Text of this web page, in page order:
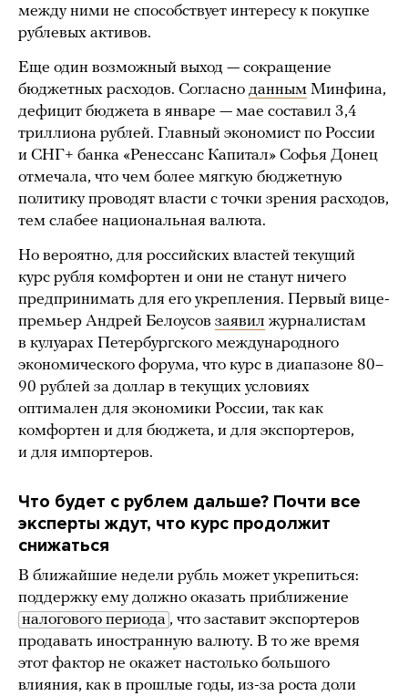
между ними не способствует интересу к покупке
рублевых активов.
Еще один возможный выход — сокращение
бюджетных расходов. Согласно данным Минфина,
дефицит бюджета в январе — мае составил 3,4
триллиона рублей. Главный экономист по России
и СНГ+ банка «Ренессанс Капитал» Софья Донец
отмечала, что чем более мягкую бюджетную
политику проводят власти с точки зрения расходов,
тем слабее национальная валюта.
Но вероятно, для российских властей текущий
курс рубля комфортен и они не станут ничего
предпринимать для его укрепления. Первый вице-
премьер Андрей Белоусов заявил журналистам
в кулуарах Петербургского международного
экономического форума, что курс в диапазоне 80–
90 рублей за доллар в текущих условиях
оптимален для экономики России, так как
комфортен и для бюджета, и для экспортеров,
и для импортеров.
Что будет с рублем дальше? Почти все
эксперты ждут, что курс продолжит
снижаться
В ближайшие недели рубль может укрепиться:
поддержку ему должно оказать приближение
налогового периода , что заставит экспортеров
продавать иностранную валюту. В то же время
этот фактор не окажет настолько большого
влияния, как в прошлые годы, из-за роста доли